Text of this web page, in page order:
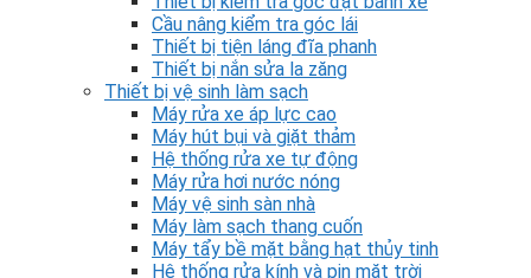
Cầu nâng kiểm tra góc lái
Thiết bị tiện láng đĩa phanh
Thiết bị nắn sửa la zăng
Thiết bị vệ sinh làm sạch
Máy rửa xe áp lực cao
Máy hút bụi và giặt thảm
Hệ thống rửa xe tự động
Máy rửa hơi nước nóng
Máy vệ sinh sàn nhà
Máy làm sạch thang cuốn
Máy tẩy bề mặt bằng hạt thủy tinh
Hệ thống rửa kính và pin mặt trời